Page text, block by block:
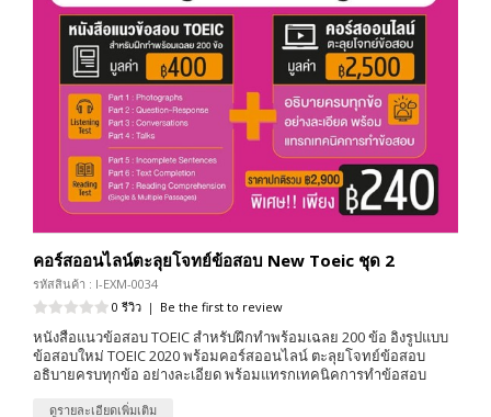
คอร์สออนไลน์ตะลุยโจทย์ข้อสอบ New Toeic ชุด 2
รหัสสินค้า : I-EXM-0034
0 รีวิว | Be the first to review
หนังสือแนวข้อสอบ TOEIC สำหรับฝึกทำพร้อมเฉลย 200 ข้อ อิงรูปแบบ
ข้อสอบใหม่ TOEIC 2020 พร้อมคอร์สออนไลน์ ตะลุยโจทย์ข้อสอบ
อธิบายครบทุกข้อ อย่างละเอียด พร้อมแทรกเทคนิคการทำข้อสอบ
ดูรายละเอียดเพิ่มเติม